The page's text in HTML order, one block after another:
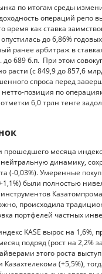
по итогам среды
операций репо
время как ставка
до 6,86%
ранее арбитраж в
до 689 б.п. При этом
расти (с 849,9 до 857,6
спроса перед
позиция по
6,0 трлн тенге
прошедшего месяца индекс
динамику,
(-0,03%). Умеренные
были полностью
происходила
портфелей частных
KASE вырос на 1,6%,
подряд (рост на 2,2%
этого роста
Казахтелекома (+5,5%),